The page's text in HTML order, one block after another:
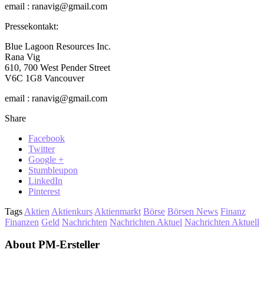
email : ranavig@gmail.com
Pressekontakt:
Blue Lagoon Resources Inc.
Rana Vig
610, 700 West Pender Street
V6C 1G8 Vancouver
email : ranavig@gmail.com
Share
Facebook
Twitter
Google +
Stumbleupon
LinkedIn
Pinterest
Tags Aktien Aktienkurs Aktienmarkt Börse Börsen News Finanz
Finanzen Geld Nachrichten Nachrichten Aktuel Nachrichten Aktuell
About PM-Ersteller